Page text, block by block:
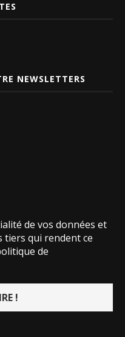
NEWSLETTERS
de vos données et
tiers qui rendent ce
de